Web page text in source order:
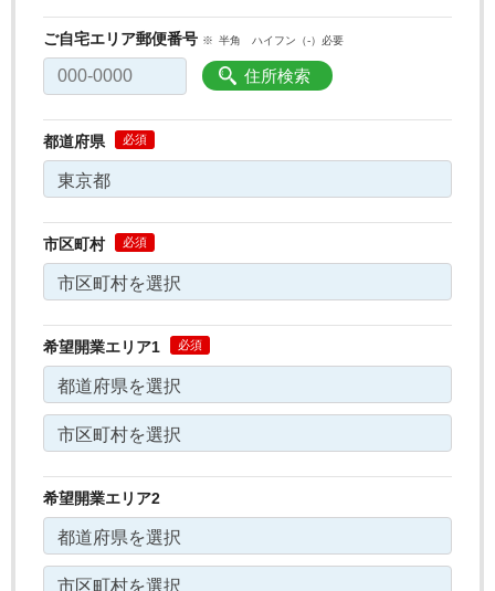
ご自宅エリア郵便番号 半角 ハイフン（-）必要
住所検索
都道府県
市区町村
希望開業エリア1
希望開業エリア2